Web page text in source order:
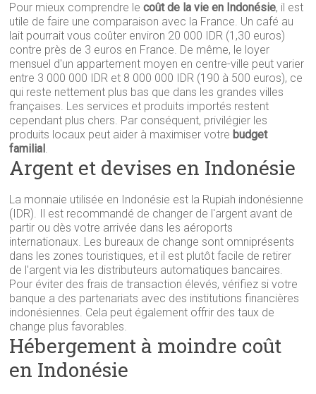
Pour mieux comprendre lecoût de la vie en Indonésie, il est
utile de faire une comparaison avec la France. Un café au
lait pourrait vous coûter environ 20 000 IDR (1,30 euros)
contre près de 3 euros en France. De même, le loyer
mensuel d'un appartement moyen en centre-ville peut varier
entre 3 000 000 IDR et 8 000 000 IDR (190 à 500 euros), ce
qui reste nettement plus bas que dans les grandes villes
françaises. Les services et produits importés restent
cependant plus chers. Par conséquent, privilégier les
produits locaux peut aider à maximiser votre budget
familial.
Argent et devises en Indonésie
La monnaie utilisée en Indonésie est la Rupiah indonésienne
(IDR). Il est recommandé de changer de l'argent avant de
partir ou dès votre arrivée dans les aéroports
internationaux. Les bureaux de change sont omniprésents
dans les zones touristiques, et il est plutôt facile de retirer
de l'argent via les distributeurs automatiques bancaires.
Pour éviter des frais de transaction élevés, vérifiez si votre
banque a des partenariats avec des institutions financières
indonésiennes. Cela peut également offrir des taux de
change plus favorables.
Hébergement à moindre coût
en Indonésie